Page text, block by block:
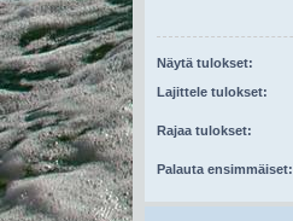
Näytä tulokset:
Lajittele tulokset:
Rajaa tulokset:
Palauta ensimmäiset: